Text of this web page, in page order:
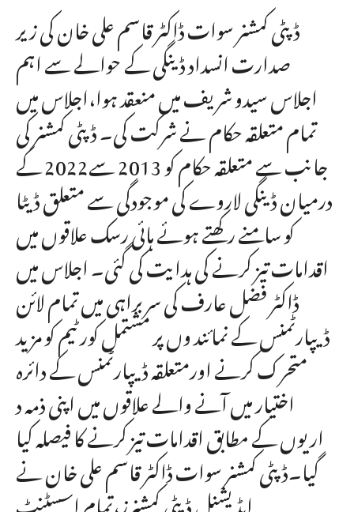
ڈپٹی کمشنر سوات ڈاکٹر قاسم علی خان کی زیر
صدارت انسداد ڈینگی کے حوالے سے اہم
اجلاس سیدو شریف میں منعقد ہوا،اجلاس میں
تمام متعلقہ حکام نے شرکت کی۔ ڈپٹی کمشنر کی
جانب سے متعلقہ حکام کو 2013 سے2022 کے
درمیان ڈینگی لاروے کی موجودگی سے متعلق ڈیٹا
کو سامنے رکھتے ہوئے ہائی رسک علاقوں میں
اقدامات تیز کرنے کی ہدایت کی گئی۔ اجلاس میں
ڈاکٹر فضل عارف کی سربراہی میں تمام لائن
ڈیپارٹمنس کے نمائند وں پر مشتمل کور ٹیم کو مزید
متحرک کرنے اورمتعلقہ ڈیپارٹمنس کے دائرہ
اختیار میں آنے والے علاقوں میں اپنی ذمہ د
اریوں کے مطابق اقدامات تیز کرنے کا فیصلہ کیا
گیا۔ڈپٹی کمشنر سوات ڈاکٹر قاسم علی خان نے
ایڈیشنل ڈپٹی کمشنرز،تمام اسسٹنٹ